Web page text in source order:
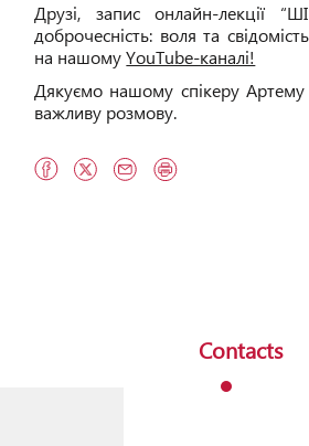
Друзі, запис онлайн-лекції
доброчесність: воля та
на нашомуYouTube-каналі!
Дякуємо нашому спікеру
важливу розмову.
Contacts